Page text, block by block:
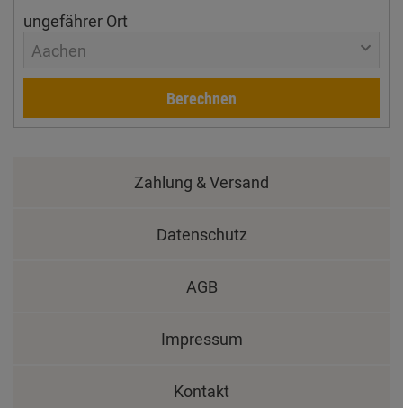
ungefährer Ort
Aachen
Berechnen
Zahlung & Versand
Datenschutz
AGB
Impressum
Kontakt